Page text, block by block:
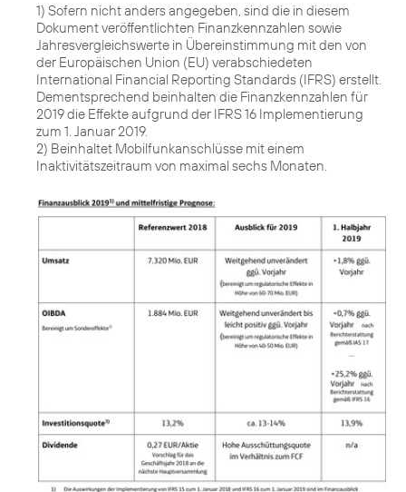
1) Sofern nicht anders angegeben, sind die in diesem
Dokument veröffentlichten Finanzkennzahlen sowie
Jahresvergleichswerte in Übereinstimmung mit den von
der Europäischen Union (EU) verabschiedeten
International Financial Reporting Standards (IFRS) erstellt.
Dementsprechend beinhalten die Finanzkennzahlen für
2019 die Effekte aufgrund der IFRS 16 Implementierung
zum 1. Januar 2019.
2) Beinhaltet Mobilfunkanschlüsse mit einem
Inaktivitätszeitraum von maximal sechs Monaten.